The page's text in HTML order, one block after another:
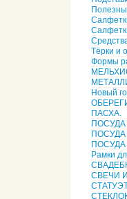
Тёрки и
Формы
Новый
ПАСХА.
Рамки
СВЕЧИ